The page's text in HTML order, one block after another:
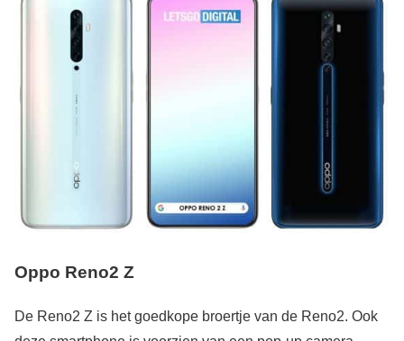
Oppo Reno2 Z
De Reno2 Z is het goedkope broertje van de Reno2. Ook